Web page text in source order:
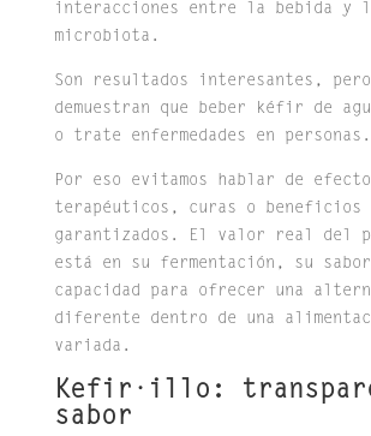
interacciones entre la bebida y
microbiota.
Son resultados interesantes,
demuestran que beber kéfir de
o trate enfermedades en personas.
Por eso evitamos hablar de
terapéuticos, curas o beneficios
garantizados. El valor real del
está en su fermentación, su
capacidad para ofrecer una
diferente dentro de una
variada.
Kefir·illo:
sabor